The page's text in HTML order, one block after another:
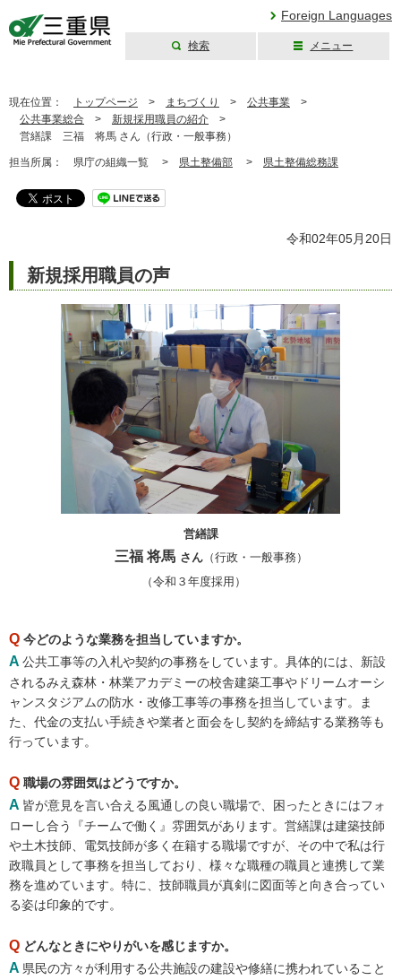
Foreign Languages
検索 メニュー
現在位置： トップページ > まちづくり > 公共事業 >
公共事業総合 > 新規採用職員の紹介 >
営繕課 三福 将馬 さん（行政・一般事務）
担当所属： 県庁の組織一覧 > 県土整備部 > 県土整備総務課
令和02年05月20日
新規採用職員の声
営繕課
三福 将馬 さん（行政・一般事務）
（令和３年度採用）
Q 今どのような業務を担当していますか。
A 公共工事等の入札や契約の事務をしています。具体的には、新設
されるみえ森林・林業アカデミーの校舎建築工事やドリームオーシ
ャンスタジアムの防水・改修工事等の事務を担当しています。ま
た、代金の支払い手続きや業者と面会をし契約を締結する業務等も
行っています。
Q 職場の雰囲気はどうですか。
A 皆が意見を言い合える風通しの良い職場で、困ったときにはフォ
ローし合う『チームで働く』雰囲気があります。営繕課は建築技師
や土木技師、電気技師が多く在籍する職場ですが、その中で私は行
政職員として事務を担当しており、様々な職種の職員と連携して業
務を進めています。特に、技師職員が真剣に図面等と向き合ってい
る姿は印象的です。
Q どんなときにやりがいを感じますか。
A 県民の方々が利用する公共施設の建設や修繕に携われていること